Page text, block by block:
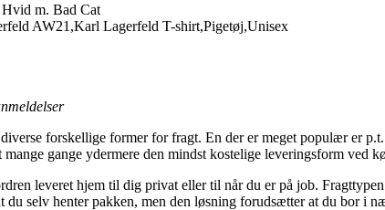
m. Bad Cat
AW21,Karl Lagerfeld T-shirt,Pigetøj,Unisex
forskellige former for fragt. En der er meget populær er
mange gange ydermere den mindst kostelige leveringsform
leveret hjem til dig privat eller til når du er på job.
selv henter pakken, men den løsning forudsætter at du bor i